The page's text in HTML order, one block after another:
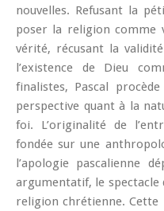
nouvelles. Refusant la
poser la religion comme
vérité, récusant la
l’existence de Dieu
finalistes, Pascal
perspective quant à la
foi. L’originalité de
fondée sur une
l’apologie pascalienne
argumentatif, le spectacle
religion chrétienne. Cette